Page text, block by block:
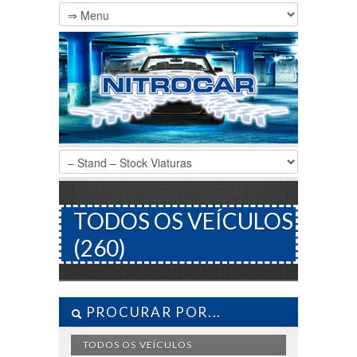
TODOS OS VEÍCULOS
(260)
PROCURAR POR...
TODOS OS VEÍCULOS